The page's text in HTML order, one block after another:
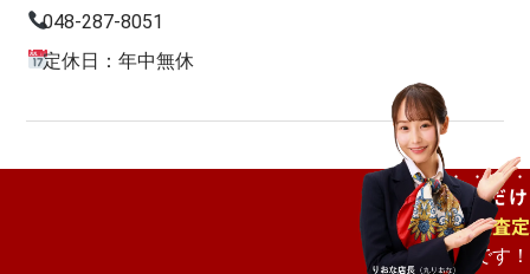
048-287-8051
定休日：年中無休
ご自宅で待つだけ
出張査定
もオススメです！